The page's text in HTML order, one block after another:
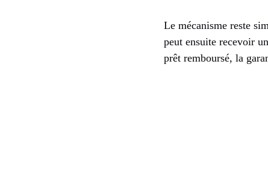
Le mécanisme reste
peut ensuite recevoir
prêt remboursé, la